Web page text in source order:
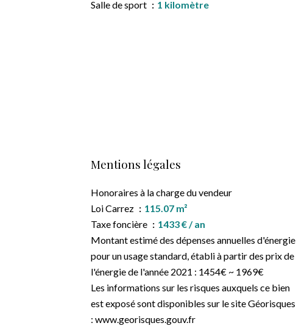
Salle de sport
1 kilomètre
Mentions légales
Honoraires à la charge du vendeur
Loi Carrez
115.07 m²
Taxe foncière
1433 € / an
Montant estimé des dépenses annuelles d'énergie
pour un usage standard, établi à partir des prix de
l'énergie de l'année 2021 : 1454€ ~ 1969€
Les informations sur les risques auxquels ce bien
est exposé sont disponibles sur le site Géorisques
: www.georisques.gouv.fr